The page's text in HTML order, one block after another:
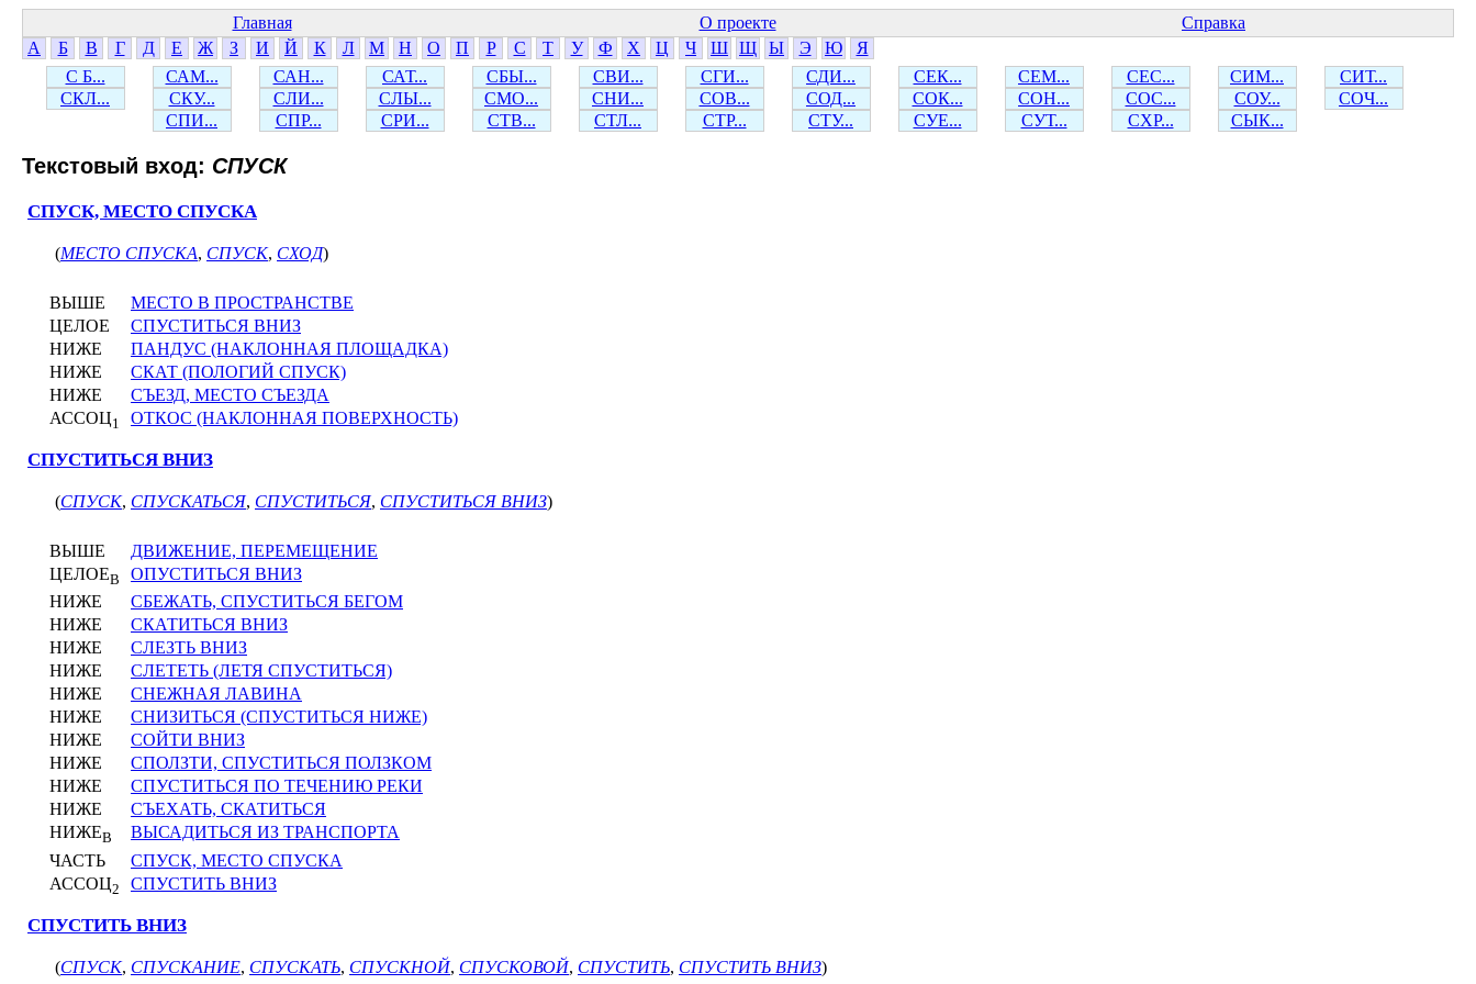
Главная О проекте
Справка
А
Б В Г Д Е Ж З И Й К Л М Н О П Р С Т У Ф Х Ц Ч Ш Щ Ы Э Ю
Я
С Б...
САМ... САН... САТ... СБЫ... СВИ... СГИ... СДИ... СЕК... СЕМ... СЕС... СИМ...
СИТ...
СКЛ...
СКУ... СЛИ... СЛЫ... СМО... СНИ... СОВ... СОД... СОК... СОН... СОС... СОУ...
СОЧ...
СПИ...
СПР... СРИ... СТВ... СТЛ... СТР... СТУ... СУЕ... СУТ... СХР... СЫК...
Текстовый вход: СПУСК
СПУСК, МЕСТО СПУСКА
(МЕСТО СПУСКА, СПУСК, СХОД)
ВЫШЕ
МЕСТО В ПРОСТРАНСТВЕ
ЦЕЛОЕ
СПУСТИТЬСЯ ВНИЗ
НИЖЕ
ПАНДУС (НАКЛОННАЯ ПЛОЩАДКА)
НИЖЕ
СКАТ (ПОЛОГИЙ СПУСК)
НИЖЕ
СЪЕЗД, МЕСТО СЪЕЗДА
АССОЦ1 ОТКОС (НАКЛОННАЯ ПОВЕРХНОСТЬ)
СПУСТИТЬСЯ ВНИЗ
(СПУСК, СПУСКАТЬСЯ, СПУСТИТЬСЯ, СПУСТИТЬСЯ ВНИЗ)
ВЫШЕ
ДВИЖЕНИЕ, ПЕРЕМЕЩЕНИЕ
ЦЕЛОЕВ
ОПУСТИТЬСЯ ВНИЗ
НИЖЕ
СБЕЖАТЬ, СПУСТИТЬСЯ БЕГОМ
НИЖЕ
СКАТИТЬСЯ ВНИЗ
НИЖЕ
СЛЕЗТЬ ВНИЗ
НИЖЕ
СЛЕТЕТЬ (ЛЕТЯ СПУСТИТЬСЯ)
НИЖЕ
СНЕЖНАЯ ЛАВИНА
НИЖЕ
СНИЗИТЬСЯ (СПУСТИТЬСЯ НИЖЕ)
НИЖЕ
СОЙТИ ВНИЗ
НИЖЕ
СПОЛЗТИ, СПУСТИТЬСЯ ПОЛЗКОМ
НИЖЕ
СПУСТИТЬСЯ ПО ТЕЧЕНИЮ РЕКИ
НИЖЕ
СЪЕХАТЬ, СКАТИТЬСЯ
НИЖЕВ
ВЫСАДИТЬСЯ ИЗ ТРАНСПОРТА
ЧАСТЬ
СПУСК, МЕСТО СПУСКА
АССОЦ2 СПУСТИТЬ ВНИЗ
СПУСТИТЬ ВНИЗ
(СПУСК, СПУСКАНИЕ, СПУСКАТЬ, СПУСКНОЙ, СПУСКОВОЙ, СПУСТИТЬ, СПУСТИТЬ ВНИЗ)